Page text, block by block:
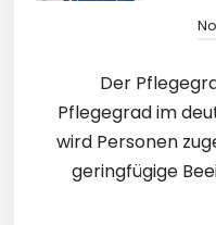
Der
Pflegegrad im
wird Personen
geringfügige